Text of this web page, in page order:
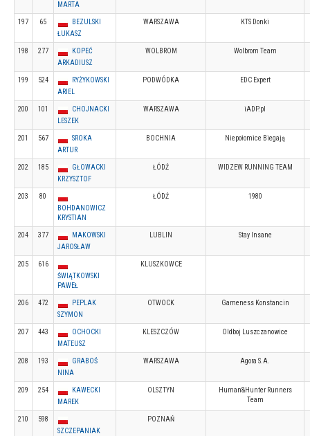
MARTA
197 65
BEZULSKI
ŁUKASZ
WARSZAWA KTS Donki
198 277
KOPEĆ
ARKADIUSZ
WOLBROM Wolbrom Team
199 524
RYŻYKOWSKI
ARIEL
PODWÓDKA EDC Expert
200 101
CHOJNACKI
LESZEK
WARSZAWA iADP.pl
201 567
SROKA
ARTUR
BOCHNIA Niepołomice Biegają
202 185
GŁOWACKI
KRZYSZTOF
ŁÓDŹ WIDZEW RUNNING TEAM
203
80
BOHDANOWICZ
KRYSTIAN
ŁÓDŹ 1980
204 377
MAKOWSKI
JAROSŁAW
LUBLIN Stay Insane
205
616
ŚWIĄTKOWSKI
PAWEŁ
KLUSZKOWCE
206 472
PEPLAK
SZYMON
OTWOCK Gameness Konstancin
207 443
OCHOCKI
MATEUSZ
KLESZCZÓW Oldboj Luszczanowice
208 193
GRABOŚ
NINA
WARSZAWA Agora S.A.
209 254
KAWECKI
MAREK
OLSZTYN
Human&Hunter Runners
Team
210
598
SZCZEPANIAK
POZNAŃ